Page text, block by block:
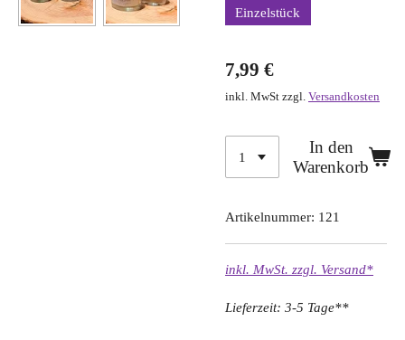
Einzelstück
7,99 €
inkl. MwSt zzgl. Versandkosten
In den
Warenkorb
Artikelnummer: 121
inkl. MwSt. zzgl. Versand*
Lieferzeit: 3-5 Tage**